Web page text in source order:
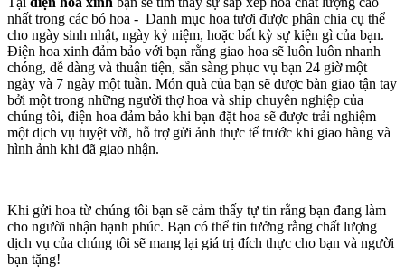
nhất trong các bó hoa - Danh mục hoa tươi được phân chia cụ thể
cho ngày sinh nhật, ngày kỷ niệm, hoặc bất kỳ sự kiện gì của bạn.
Điện hoa xinh đảm bảo với bạn rằng giao hoa sẽ luôn luôn nhanh
chóng, dễ dàng và thuận tiện, sẵn sàng phục vụ bạn 24 giờ một
ngày và 7 ngày một tuần. Món quà của bạn sẽ được bàn giao tận tay
bởi một trong những người thợ hoa và ship chuyên nghiệp của
chúng tôi, điện hoa đảm bảo khi bạn đặt hoa sẽ được trải nghiệm
một dịch vụ tuyệt vời, hỗ trợ gửi ảnh thực tế trước khi giao hàng và
hình ảnh khi đã giao nhận.
Khi gửi hoa từ chúng tôi bạn sẽ cảm thấy tự tin rằng bạn đang làm
cho người nhận hạnh phúc. Bạn có thể tin tưởng rằng chất lượng
dịch vụ của chúng tôi sẽ mang lại giá trị đích thực cho bạn và người
bạn tặng!